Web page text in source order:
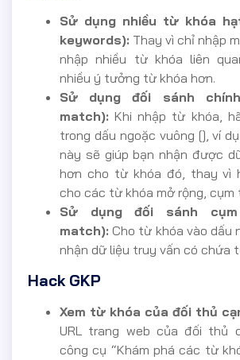
Sử dụng nhiều từ khóa
keywords): Thay vì chỉ nhập
nhập nhiều từ khóa liên
nhiều ý tưởng từ khóa hơn.
Sử dụng đối sánh
match): Khi nhập từ khóa,
trong dấu ngoặc vuông [], ví
này sẽ giúp bạn nhận được
hơn cho từ khóa đó, thay vì
cho các từ khóa mở rộng, cụm
Sử dụng đối sánh
match): Cho từ khóa vào dấu
nhận dữ liệu truy vấn có chứa
Hack GKP
Xem từ khóa của đối thủ
URL trang web của đối thủ
công cụ “Khám phá các từ